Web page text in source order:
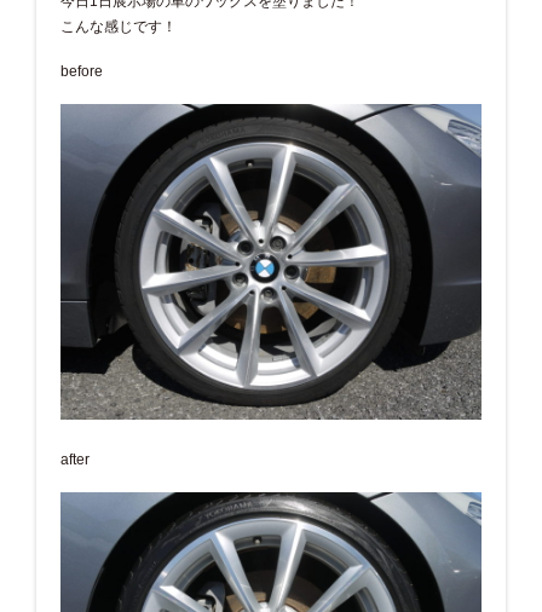
こんな感じです！
before
after